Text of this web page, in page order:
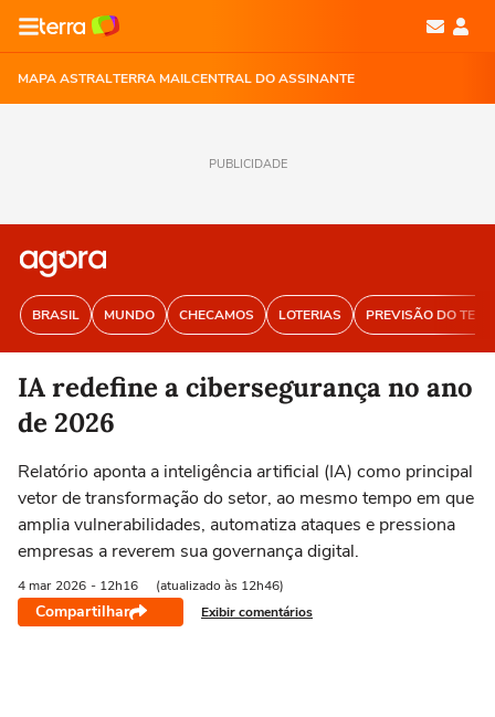
MAPA ASTRALTERRA MAILCENTRAL DO ASSINANTE
PUBLICIDADE
BRASIL MUNDO CHECAMOS LOTERIAS PREVISÃO DO
IA redefine a cibersegurança no ano
de 2026
Relatório aponta a inteligência artificial (IA) como principal
vetor de transformação do setor, ao mesmo tempo em que
amplia vulnerabilidades, automatiza ataques e pressiona
empresas a reverem sua governança digital.
4 mar 2026 - 12h16 (atualizado às 12h46)
Compartilhar Exibir comentários